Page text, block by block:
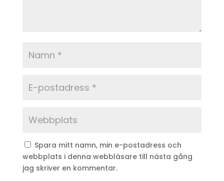
Spara mitt namn, min e-postadress och
webbplats i denna webbläsare till nästa gång
jag skriver en kommentar.